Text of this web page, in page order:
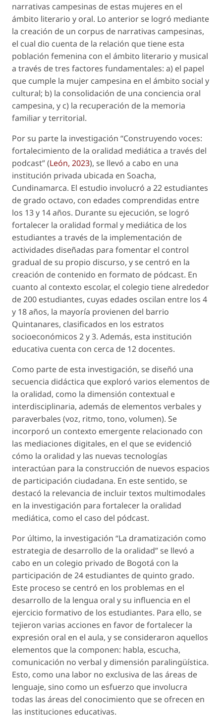
narrativas campesinas de estas mujeres en el
ámbito literario y oral. Lo anterior se logró mediante
la creación de un corpus de narrativas campesinas,
el cual dio cuenta de la relación que tiene esta
población femenina con el ámbito literario y musical
a través de tres factores fundamentales: a) el papel
que cumple la mujer campesina en el ámbito social y
cultural; b) la consolidación de una conciencia oral
campesina, y c) la recuperación de la memoria
familiar y territorial.
Por su parte la investigación “Construyendo voces:
fortalecimiento de la oralidad mediática a través del
podcast” (León, 2023), se llevó a cabo en una
institución privada ubicada en Soacha,
Cundinamarca. El estudio involucró a 22 estudiantes
de grado octavo, con edades comprendidas entre
los 13 y 14 años. Durante su ejecución, se logró
fortalecer la oralidad formal y mediática de los
estudiantes a través de la implementación de
actividades diseñadas para fomentar el control
gradual de su propio discurso, y se centró en la
creación de contenido en formato de pódcast. En
cuanto al contexto escolar, el colegio tiene alrededor
de 200 estudiantes, cuyas edades oscilan entre los 4
y 18 años, la mayoría provienen del barrio
Quintanares, clasificados en los estratos
socioeconómicos 2 y 3. Además, esta institución
educativa cuenta con cerca de 12 docentes.
Como parte de esta investigación, se diseñó una
secuencia didáctica que exploró varios elementos de
la oralidad, como la dimensión contextual e
interdisciplinaria, además de elementos verbales y
paraverbales (voz, ritmo, tono, volumen). Se
incorporó un contexto emergente relacionado con
las mediaciones digitales, en el que se evidenció
cómo la oralidad y las nuevas tecnologías
interactúan para la construcción de nuevos espacios
de participación ciudadana. En este sentido, se
destacó la relevancia de incluir textos multimodales
en la investigación para fortalecer la oralidad
mediática, como el caso del pódcast.
Por último, la investigación “La dramatización como
estrategia de desarrollo de la oralidad” se llevó a
cabo en un colegio privado de Bogotá con la
participación de 24 estudiantes de quinto grado.
Este proceso se centró en los problemas en el
desarrollo de la lengua oral y su influencia en el
ejercicio formativo de los estudiantes. Para ello, se
tejieron varias acciones en favor de fortalecer la
expresión oral en el aula, y se consideraron aquellos
elementos que la componen: habla, escucha,
comunicación no verbal y dimensión paralingüística.
Esto, como una labor no exclusiva de las áreas de
lenguaje, sino como un esfuerzo que involucra
todas las áreas del conocimiento que se ofrecen en
las instituciones educativas.